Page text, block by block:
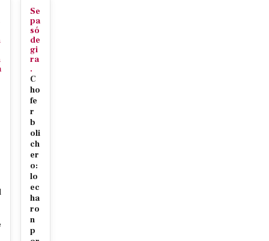
Se
pa
só
de
gi
ra
.
C
ho
fe
r
b
oli
ch
er
o:
lo
ec
ha
ro
n
p